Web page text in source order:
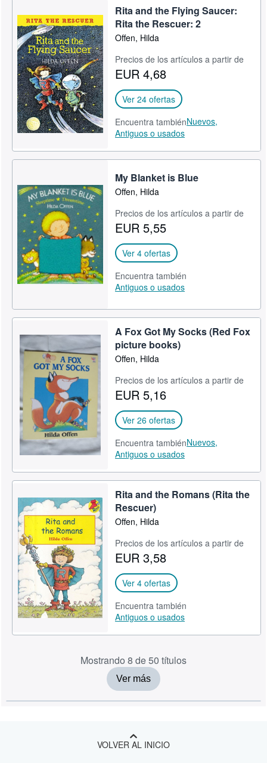
Rita and the Flying Saucer:
Rita the Rescuer: 2
Offen, Hilda
Precios de los artículos a partir de
EUR 4,68
Ver 24 ofertas
Encuentra tambiénNuevos,
Antiguos o usados
My Blanket is Blue
Offen, Hilda
Precios de los artículos a partir de
EUR 5,55
Ver 4 ofertas
Encuentra también
Antiguos o usados
A Fox Got My Socks (Red Fox
picture books)
Offen, Hilda
Precios de los artículos a partir de
EUR 5,16
Ver 26 ofertas
Encuentra tambiénNuevos,
Antiguos o usados
Rita and the Romans (Rita the
Rescuer)
Offen, Hilda
Precios de los artículos a partir de
EUR 3,58
Ver 4 ofertas
Encuentra también
Antiguos o usados
Mostrando 8 de 50 títulos
Ver más
VOLVER AL INICIO